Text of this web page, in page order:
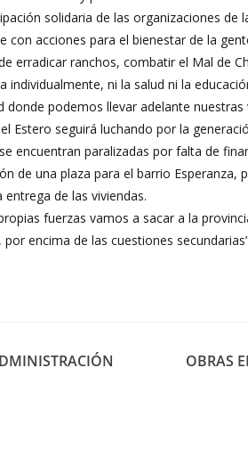
solidaria de las organizaciones de
con acciones para el bienestar de la
erradicar ranchos, combatir el Mal de
individualmente, ni la salud ni la
donde podemos llevar adelante nuestras
Estero seguirá luchando por la
encuentran paralizadas por falta de
de una plaza para el barrio Esperanza,
de las viviendas.
fuerzas vamos a sacar a la
encima de las cuestiones
en Facebook
OBRAS